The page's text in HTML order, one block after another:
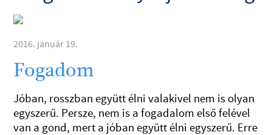
2016. január 19.
Fogadom
Jóban, rosszban együtt élni valakivel nem is olyan
egyszerű. Persze, nem is a fogadalom első felével
van a gond, mert a jóban együtt élni egyszerű. Erre